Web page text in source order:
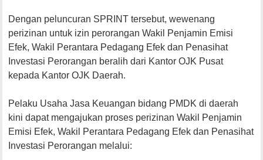
Dengan peluncuran SPRINT tersebut, wewenang
perizinan untuk izin perorangan Wakil Penjamin Emisi
Efek, Wakil Perantara Pedagang Efek dan Penasihat
Investasi Perorangan beralih dari Kantor OJK Pusat
kepada Kantor OJK Daerah.
Pelaku Usaha Jasa Keuangan bidang PMDK di daerah
kini dapat mengajukan proses perizinan Wakil Penjamin
Emisi Efek, Wakil Perantara Pedagang Efek dan Penasihat
Investasi Perorangan melalui: